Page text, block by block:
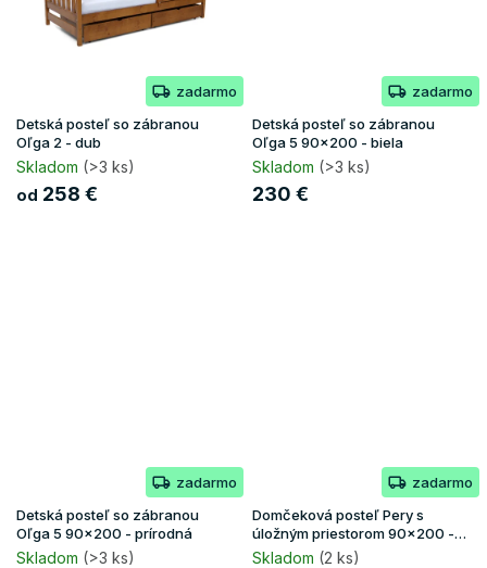
zadarmo
Detská posteľ so zábranou
Oľga 2 - dub
Skladom (>3 ks)
od 258 €
zadarmo
Detská posteľ so zábranou
Oľga 5 90x200 - biela
Skladom (>3 ks)
230 €
zadarmo
Detská posteľ so zábranou
Oľga 5 90x200 - prírodná
Skladom (>3 ks)
zadarmo
Domčeková posteľ Pery s
úložným priestorom 90x200 -
biela
Skladom (2 ks)